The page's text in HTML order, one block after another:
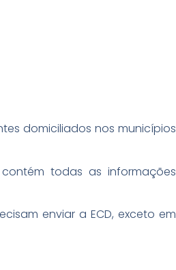
domiciliados nos municípios
todas as informações
enviar a ECD, exceto em